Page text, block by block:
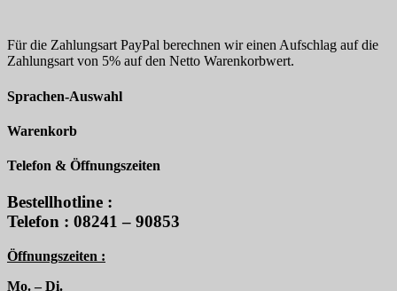
Für die Zahlungsart PayPal berechnen wir einen Aufschlag auf die
Zahlungsart von 5% auf den Netto Warenkorbwert.
Sprachen-Auswahl
Warenkorb
Telefon & Öffnungszeiten
Bestellhotline :
Telefon : 08241 – 90853
Öffnungszeiten :
Mo. – Di.